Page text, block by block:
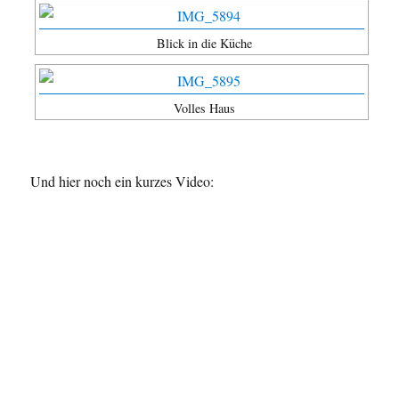
Blick in die Küche
Volles Haus
Und hier noch ein kurzes Video: